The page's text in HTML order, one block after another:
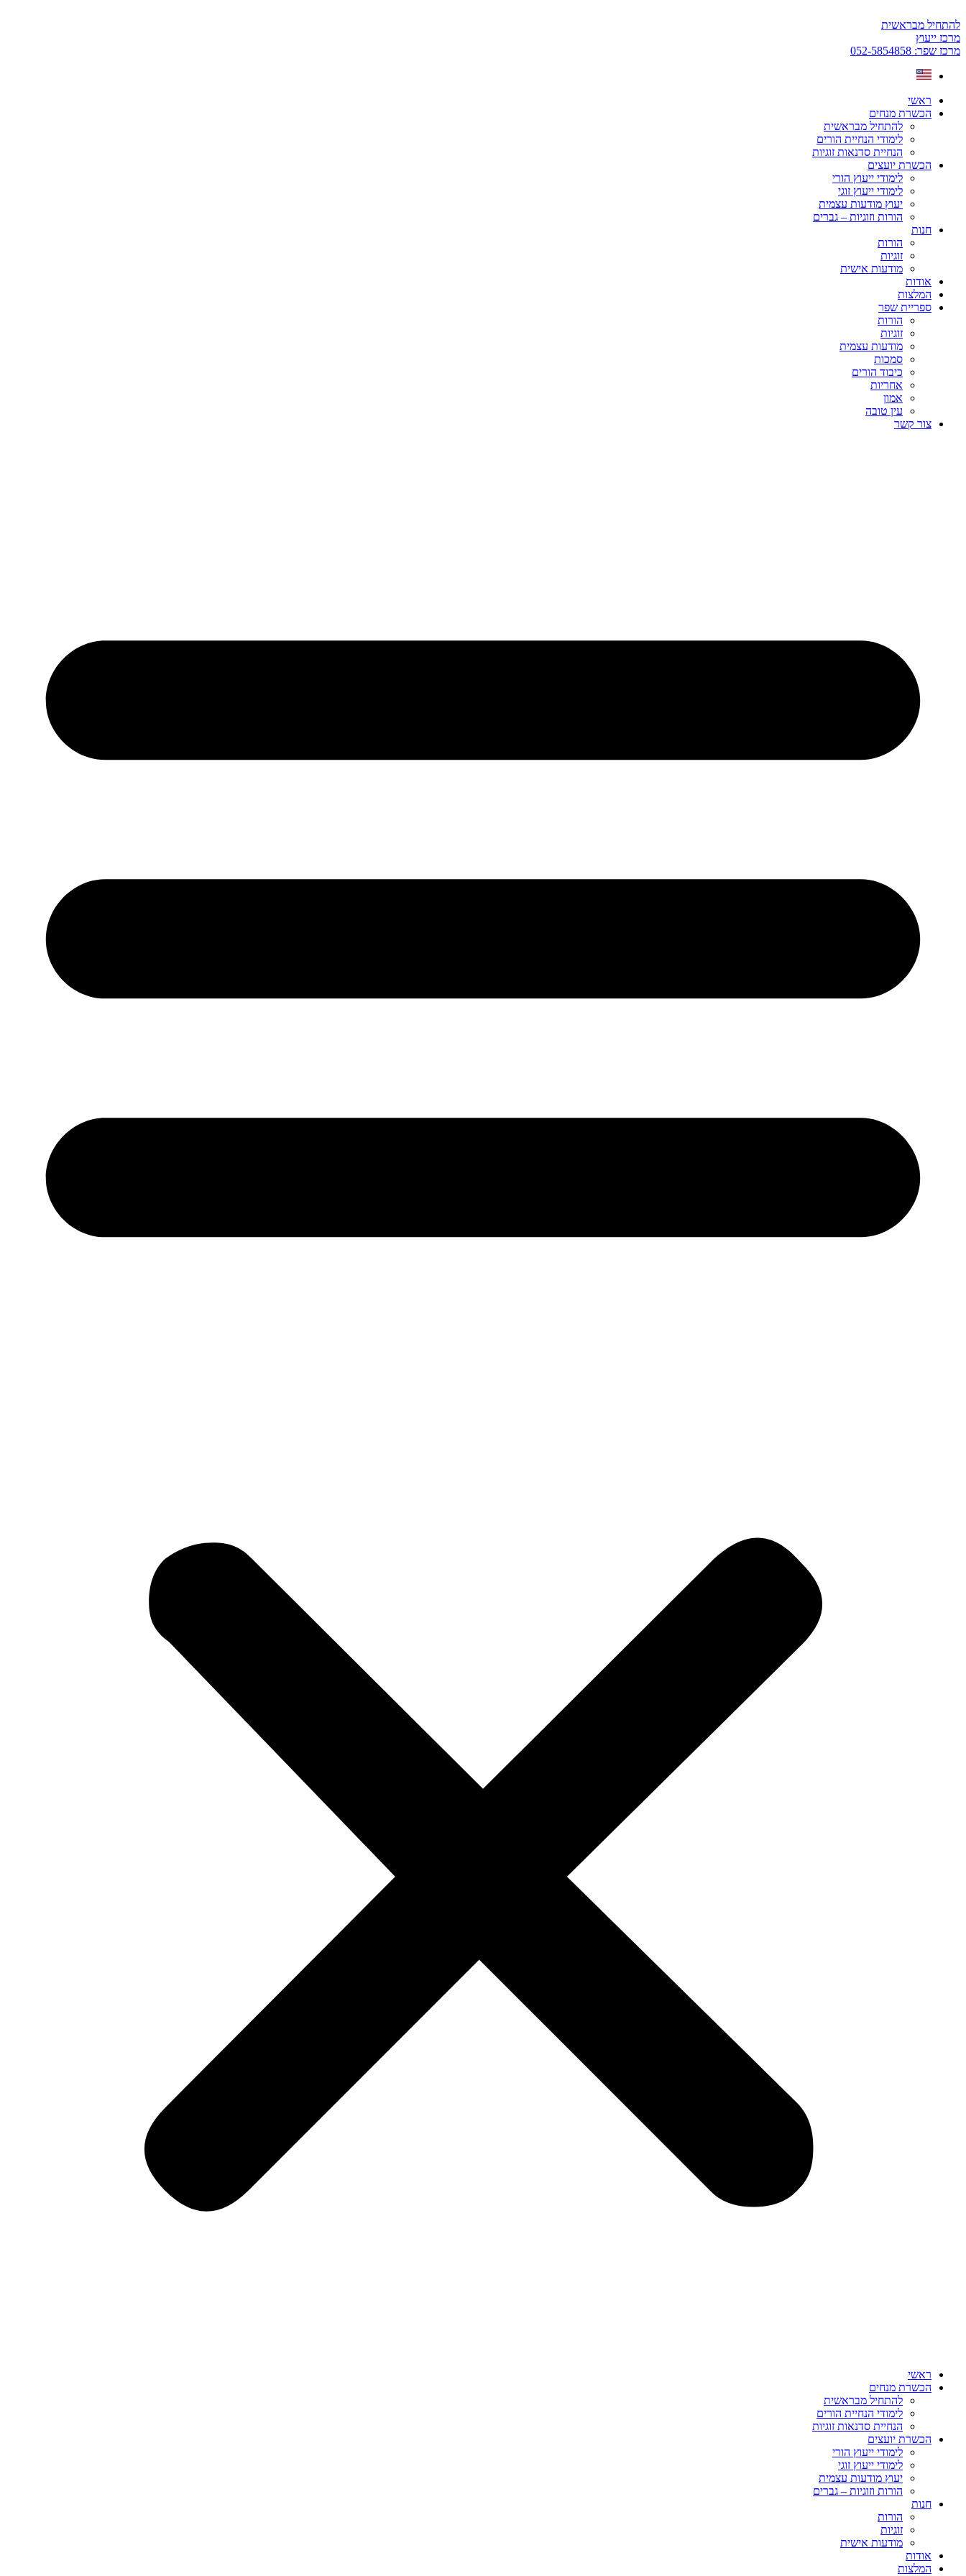
לתוכן
להתחיל מבראשית
מרכז ייעוץ
מרכז שפר: 052-5854858
ראשי
הכשרת מנחים
להתחיל מבראשית
לימודי הנחיית הורים
הנחיית סדנאות זוגיות
הכשרת יועצים
לימודי ייעוץ הורי
לימודי ייעוץ זוגי
יעוץ מודעות עצמית
הורות וזוגיות – גברים
חנות
הורות
זוגיות
מודעות אישית
אודות
המלצות
ספריית שפר
הורות
זוגיות
מודעות עצמית
סמכות
כיבוד הורים
אחריות
אמון
עין טובה
צור קשר
ראשי
הכשרת מנחים
להתחיל מבראשית
לימודי הנחיית הורים
הנחיית סדנאות זוגיות
הכשרת יועצים
לימודי ייעוץ הורי
לימודי ייעוץ זוגי
יעוץ מודעות עצמית
הורות וזוגיות – גברים
חנות
הורות
זוגיות
מודעות אישית
אודות
המלצות